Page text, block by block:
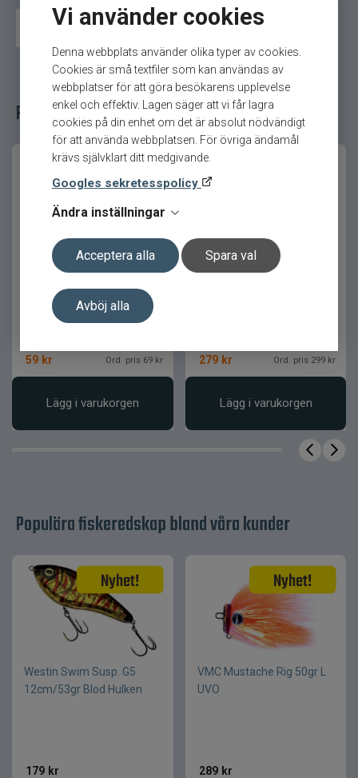
Vi använder cookies
Denna webbplats använder olika typer av cookies.
Cookies är små textfiler som kan användas av
webbplatser för att göra besökarens upplevelse
enkel och effektiv. Lagen säger att vi får lagra
cookies på din enhet om det är absolut nödvändigt
för att använda webbplatsen. För övriga ändamål
krävs självklart ditt medgivande.
Googles sekretesspolicy
Ändra inställningar
Acceptera alla Spara val
Avböj alla
Slöa skär gör borrningen tung, långsam och
dag på isen.
Genom att alltid ha med extra reservskär i
packningen kan du på några minuter återställa
borrets ursprungliga prestanda och fortsätta
fisket utan onödiga avbrott. Skären tar mycket
liten plats och är enkla att byta även ute på isen.
skruvar för säker och smidig montering.
Produktfördelar
Återställer maximal borrprestanda
Snabbt och enkelt skärbyte
Tar minimal plats i packningen
Passar flera populära Mora-modeller
Teknisk specifikation
Innehåll 2 skär, skruvar
skärbyte
Reservskär och tillbehör
Relaterade fiskeredskap för ditt fiske
Vingmutter till Isborr
59 kr Ord. pris 69 kr
Lägg i varukorgen
Universalskär 200mm raka
279 kr Ord. pris 299 kr
Lägg i varukorgen
Populära fiskeredskap bland våra kunder
Westin Swim Susp. G5
12cm/53gr Blod Hulken
179 kr
VMC Mustache Rig 50gr L
UVO
289 kr